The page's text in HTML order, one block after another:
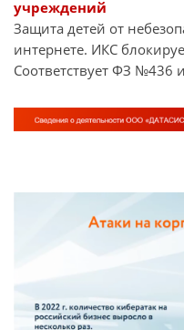
учреждений
Защита детей от
интернете. ИКС
Соответствует ФЗ №436